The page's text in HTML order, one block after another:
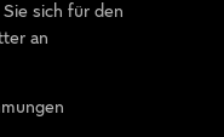
sich für den
an